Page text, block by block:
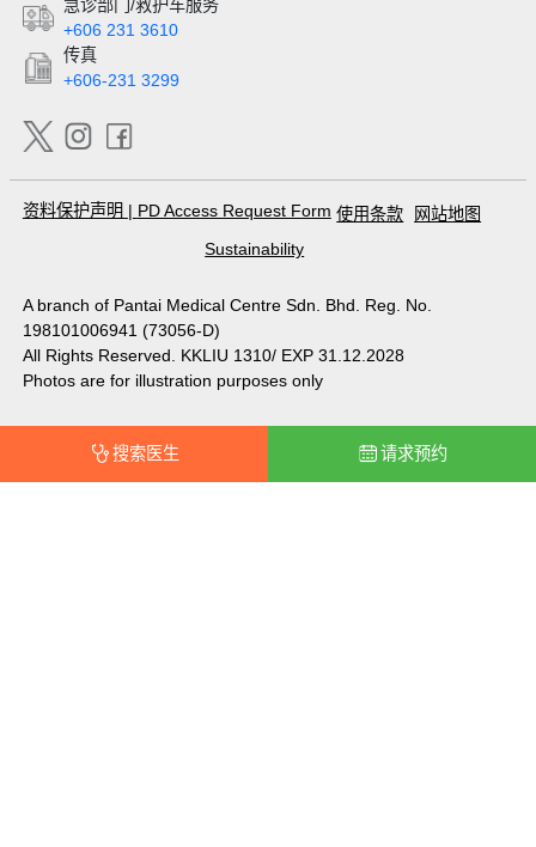
急诊部门/救护车服务
+606 231 3610
传真
+606-231 3299
资料保护声明 | PD Access Request Form 使用条款
网站地图
Sustainability
A branch of Pantai Medical Centre Sdn. Bhd. Reg. No.
198101006941 (73056-D)
All Rights Reserved. KKLIU 1310/ EXP 31.12.2028
Photos are for illustration purposes only
搜索医生 请求预约